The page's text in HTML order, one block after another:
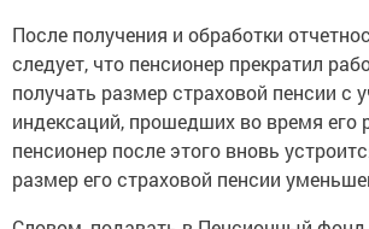
После получения и обработки
следует, что пенсионер прекратил
получать размер страховой пенсии с
индексаций, прошедших во время его
пенсионер после этого вновь
размер его страховой пенсии